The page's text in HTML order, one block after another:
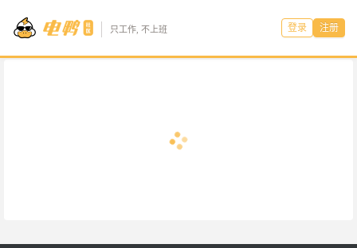
只工作, 不上班 登录 注册